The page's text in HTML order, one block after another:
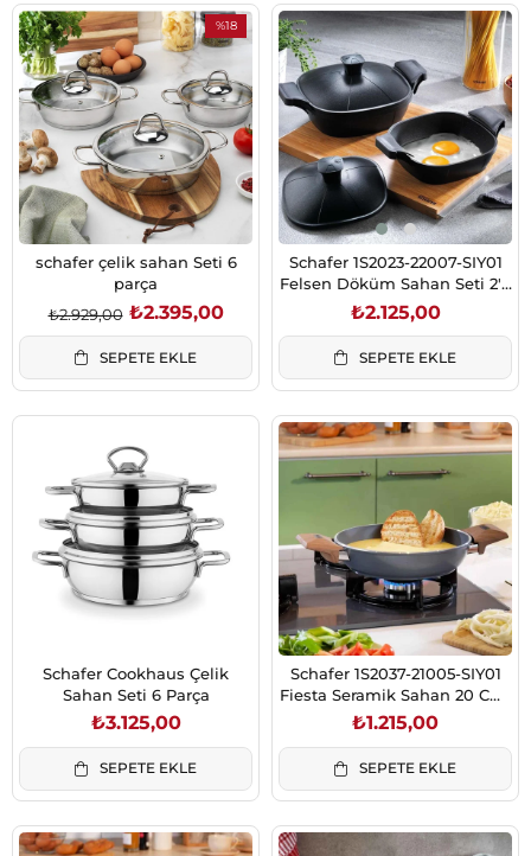
%18
İndirim
%18İndirim
schafer çelik sahan Seti 6
parça
₺2.395,00
₺2.929,00
SEPETE EKLE
Schafer 1S2023-22007-SIY01
Felsen Döküm Sahan Seti 2'li
18-22 cm
₺2.125,00
SEPETE EKLE
Schafer Cookhaus Çelik
Sahan Seti 6 Parça
₺3.125,00
SEPETE EKLE
Schafer 1S2037-21005-SIY01
Fiesta Seramik Sahan 20 Cm-
1 Parça-Siyah
₺1.215,00
SEPETE EKLE